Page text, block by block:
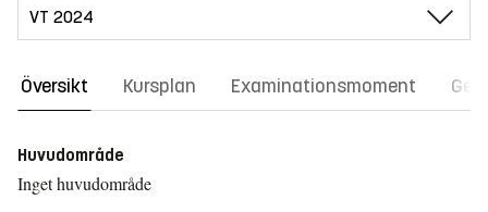
Översikt Kursplan Examinationsmoment
Huvudområde
Inget huvudområde